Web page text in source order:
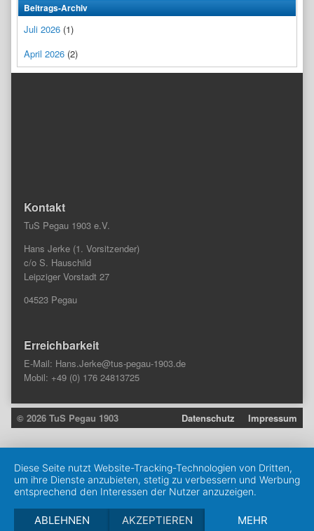
Beitrags-Archiv
Juli 2026 (1)
April 2026 (2)
Kontakt
TuS Pegau 1903 e.V.
Hans Jerke (1. Vorsitzender)
c/o S. Hauschild
Leipziger Vorstadt 27
04523 Pegau
Erreichbarkeit
E-Mail: Hans.Jerke@tus-pegau-1903.de
Mobil: +49 (0) 176 24813725
© 2026 TuS Pegau 1903 Datenschutz Impressum
Diese Seite nutzt Website-Tracking-Technologien von Dritten,
um ihre Dienste anzubieten, stetig zu verbessern und Werbung
entsprechend den Interessen der Nutzer anzuzeigen.
ABLEHNEN AKZEPTIEREN MEHR